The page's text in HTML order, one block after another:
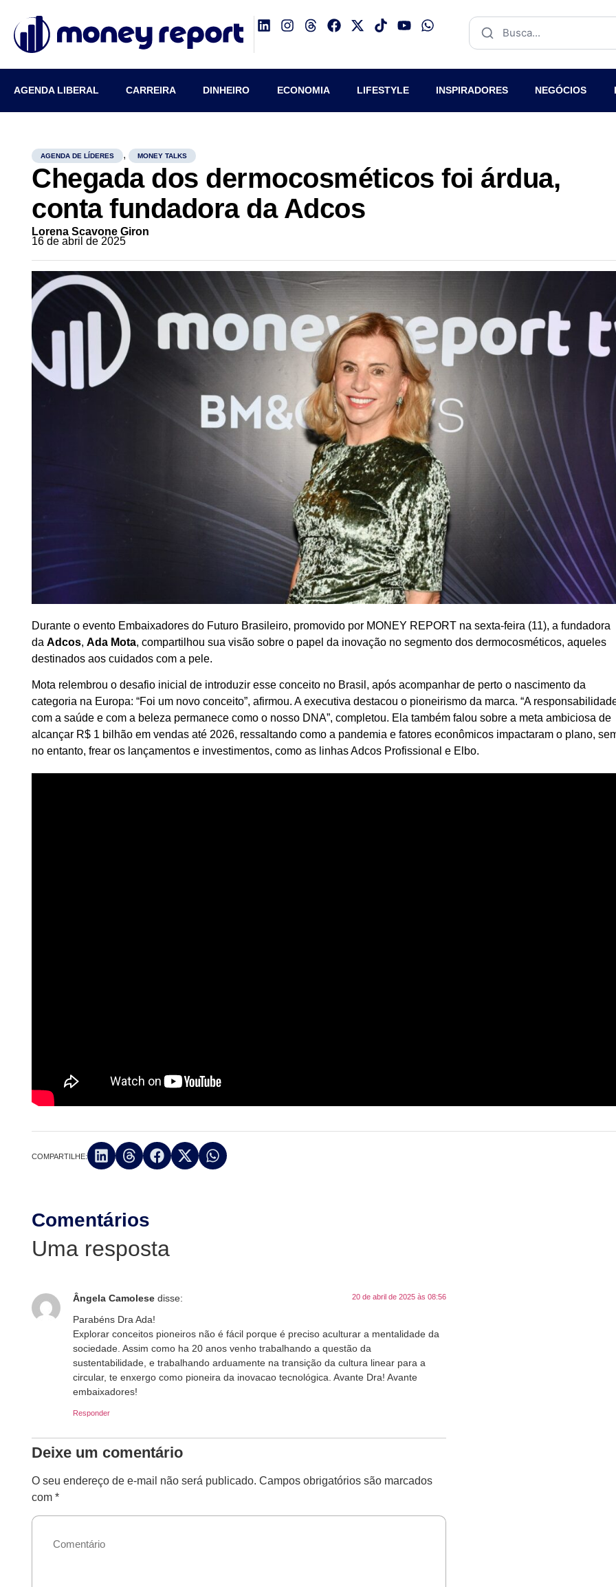
AGENDA LIBERAL CARREIRA DINHEIRO ECONOMIA LIFESTYLE INSPIRADORES NEGÓCIOS
AGENDA DE LÍDERES , MONEY TALKS
Chegada dos dermocosméticos foi árdua,
conta fundadora da Adcos
Lorena Scavone Giron
16 de abril de 2025
Durante o evento Embaixadores do Futuro Brasileiro, promovido por MONEY REPORT na sexta-feira (11), a fundadora
daAdcos,Ada Mota, compartilhou sua visão sobre o papel da inovação no segmento dos dermocosméticos, aqueles
destinados aos cuidados com a pele.
Mota relembrou o desafio inicial de introduzir esse conceito no Brasil, após acompanhar de perto o nascimento da
categoria na Europa: “Foi um novo conceito”, afirmou. A executiva destacou o pioneirismo da marca. “A
com a saúde e com a beleza permanece como o nosso DNA”, completou. Ela também falou sobre a meta ambiciosa de
alcançar R$ 1 bilhão em vendas até 2026, ressaltando como a pandemia e fatores econômicos impactaram o plano,
no entanto, frear os lançamentos e investimentos, como as linhas Adcos Profissional e Elbo.
COMPARTILHE:
Comentários
Uma resposta
Ângela Camolese disse: 20 de abril de 2025 às 08:56
Parabéns Dra Ada!
Explorar conceitos pioneiros não é fácil porque é preciso aculturar a mentalidade da
sociedade. Assim como ha 20 anos venho trabalhando a questão da
sustentabilidade, e trabalhando arduamente na transição da cultura linear para a
circular, te enxergo como pioneira da inovacao tecnológica. Avante Dra! Avante
embaixadores!
Responder
Deixe um comentário
O seu endereço de e-mail não será publicado. Campos obrigatórios são marcados
com*